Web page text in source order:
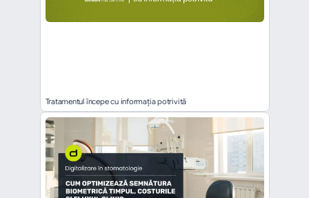
Tratamentul începe cu informația potrivită